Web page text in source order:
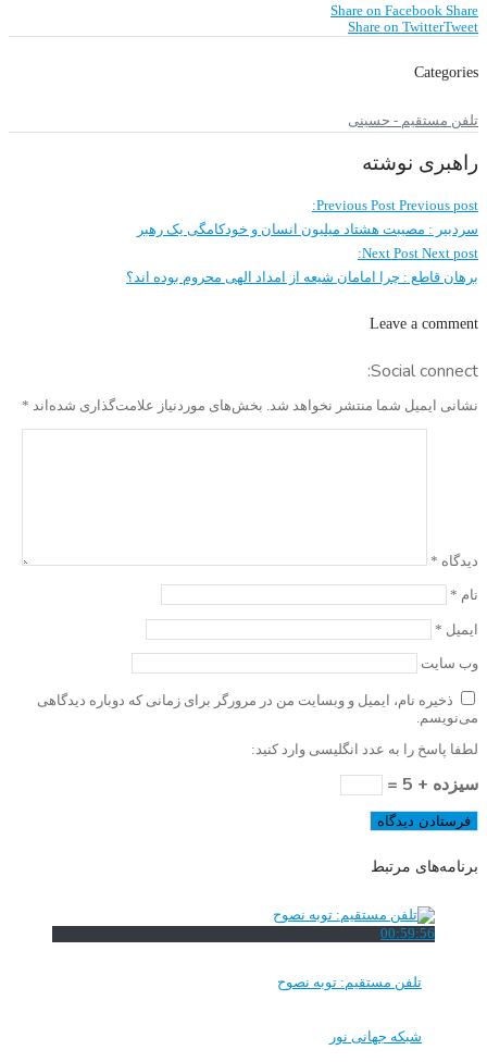
Share on Facebook Share
Share on TwitterTweet
Categories
تلفن مستقیم - حسینی
راهبری نوشته
Previous Post Previous post:
سردبیر : مصیبت هشتاد میلیون انسان و خودکامگی یک رهبر
Next Post Next post:
برهان قاطع : چرا امامان شیعه از امداد الهی محروم بوده اند؟
Leave a comment
Social connect:
نشانی ایمیل شما منتشر نخواهد شد. بخش‌های موردنیاز علامت‌گذاری شده‌اند *
دیدگاه *
نام *
ایمیل *
وب‌ سایت
ذخیره نام، ایمیل و وبسایت من در مرورگر برای زمانی که دوباره دیدگاهی
می‌نویسم.
لطفا پاسخ را به عدد انگلیسی وارد کنید:
سیزده + 5 =
برنامه‌های مرتبط
00:59:56
تلفن مستقیم: توبه نصوح
شبکه جهانی نور